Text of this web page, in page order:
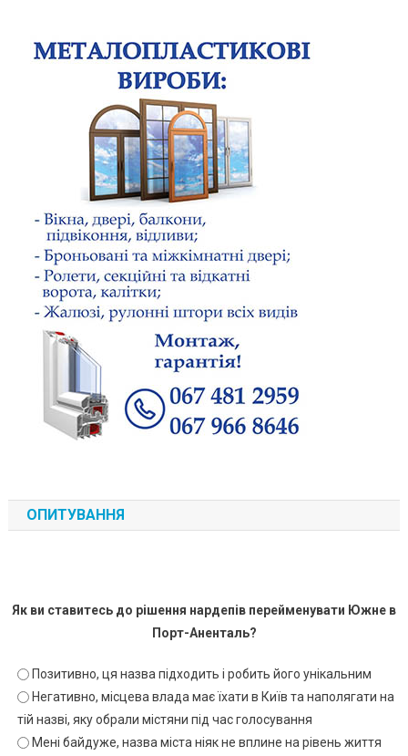
ОПИТУВАННЯ
Як ви ставитесь до рішення нардепів перейменувати Южне в
Порт-Аненталь?
Позитивно, ця назва підходить і робить його унікальним
Негативно, місцева влада має їхати в Київ та наполягати на
тій назві, яку обрали містяни під час голосування
Мені байдуже, назва міста ніяк не вплине на рівень життя